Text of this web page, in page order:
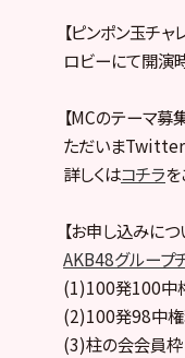
【ピンポン玉チ
ロビーにて開演
【MCのテーマ募
ただいまTwitter
詳しくはコチラを
【お申し込みにつ
AKB48グループ
(1)100発100中
(2)100発98中
(3)柱の会会員枠